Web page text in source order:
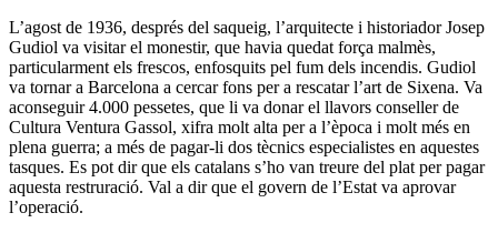
L’agost de 1936, després del saqueig, l’arquitecte i historiador Josep
Gudiol va visitar el monestir, que havia quedat força malmès,
particularment els frescos, enfosquits pel fum dels incendis. Gudiol
va tornar a Barcelona a cercar fons per a rescatar l’art de Sixena. Va
aconseguir 4.000 pessetes, que li va donar el llavors conseller de
Cultura Ventura Gassol, xifra molt alta per a l’època i molt més en
plena guerra; a més de pagar-li dos tècnics especialistes en aquestes
tasques. Es pot dir que els catalans s’ho van treure del plat per pagar
aquesta restruració. Val a dir que el govern de l’Estat va aprovar
l’operació.